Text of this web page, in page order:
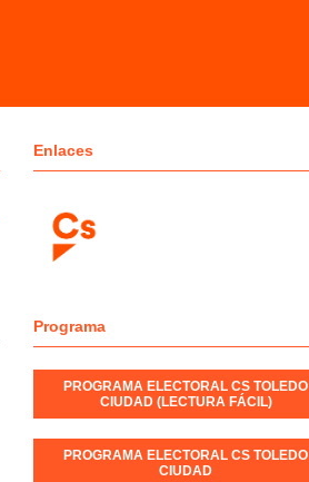
Enlaces
Programa
PROGRAMA ELECTORAL CS TOLEDO
CIUDAD (LECTURA FÁCIL)
PROGRAMA ELECTORAL CS TOLEDO
CIUDAD